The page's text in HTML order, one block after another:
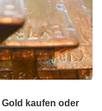
kaufen oder